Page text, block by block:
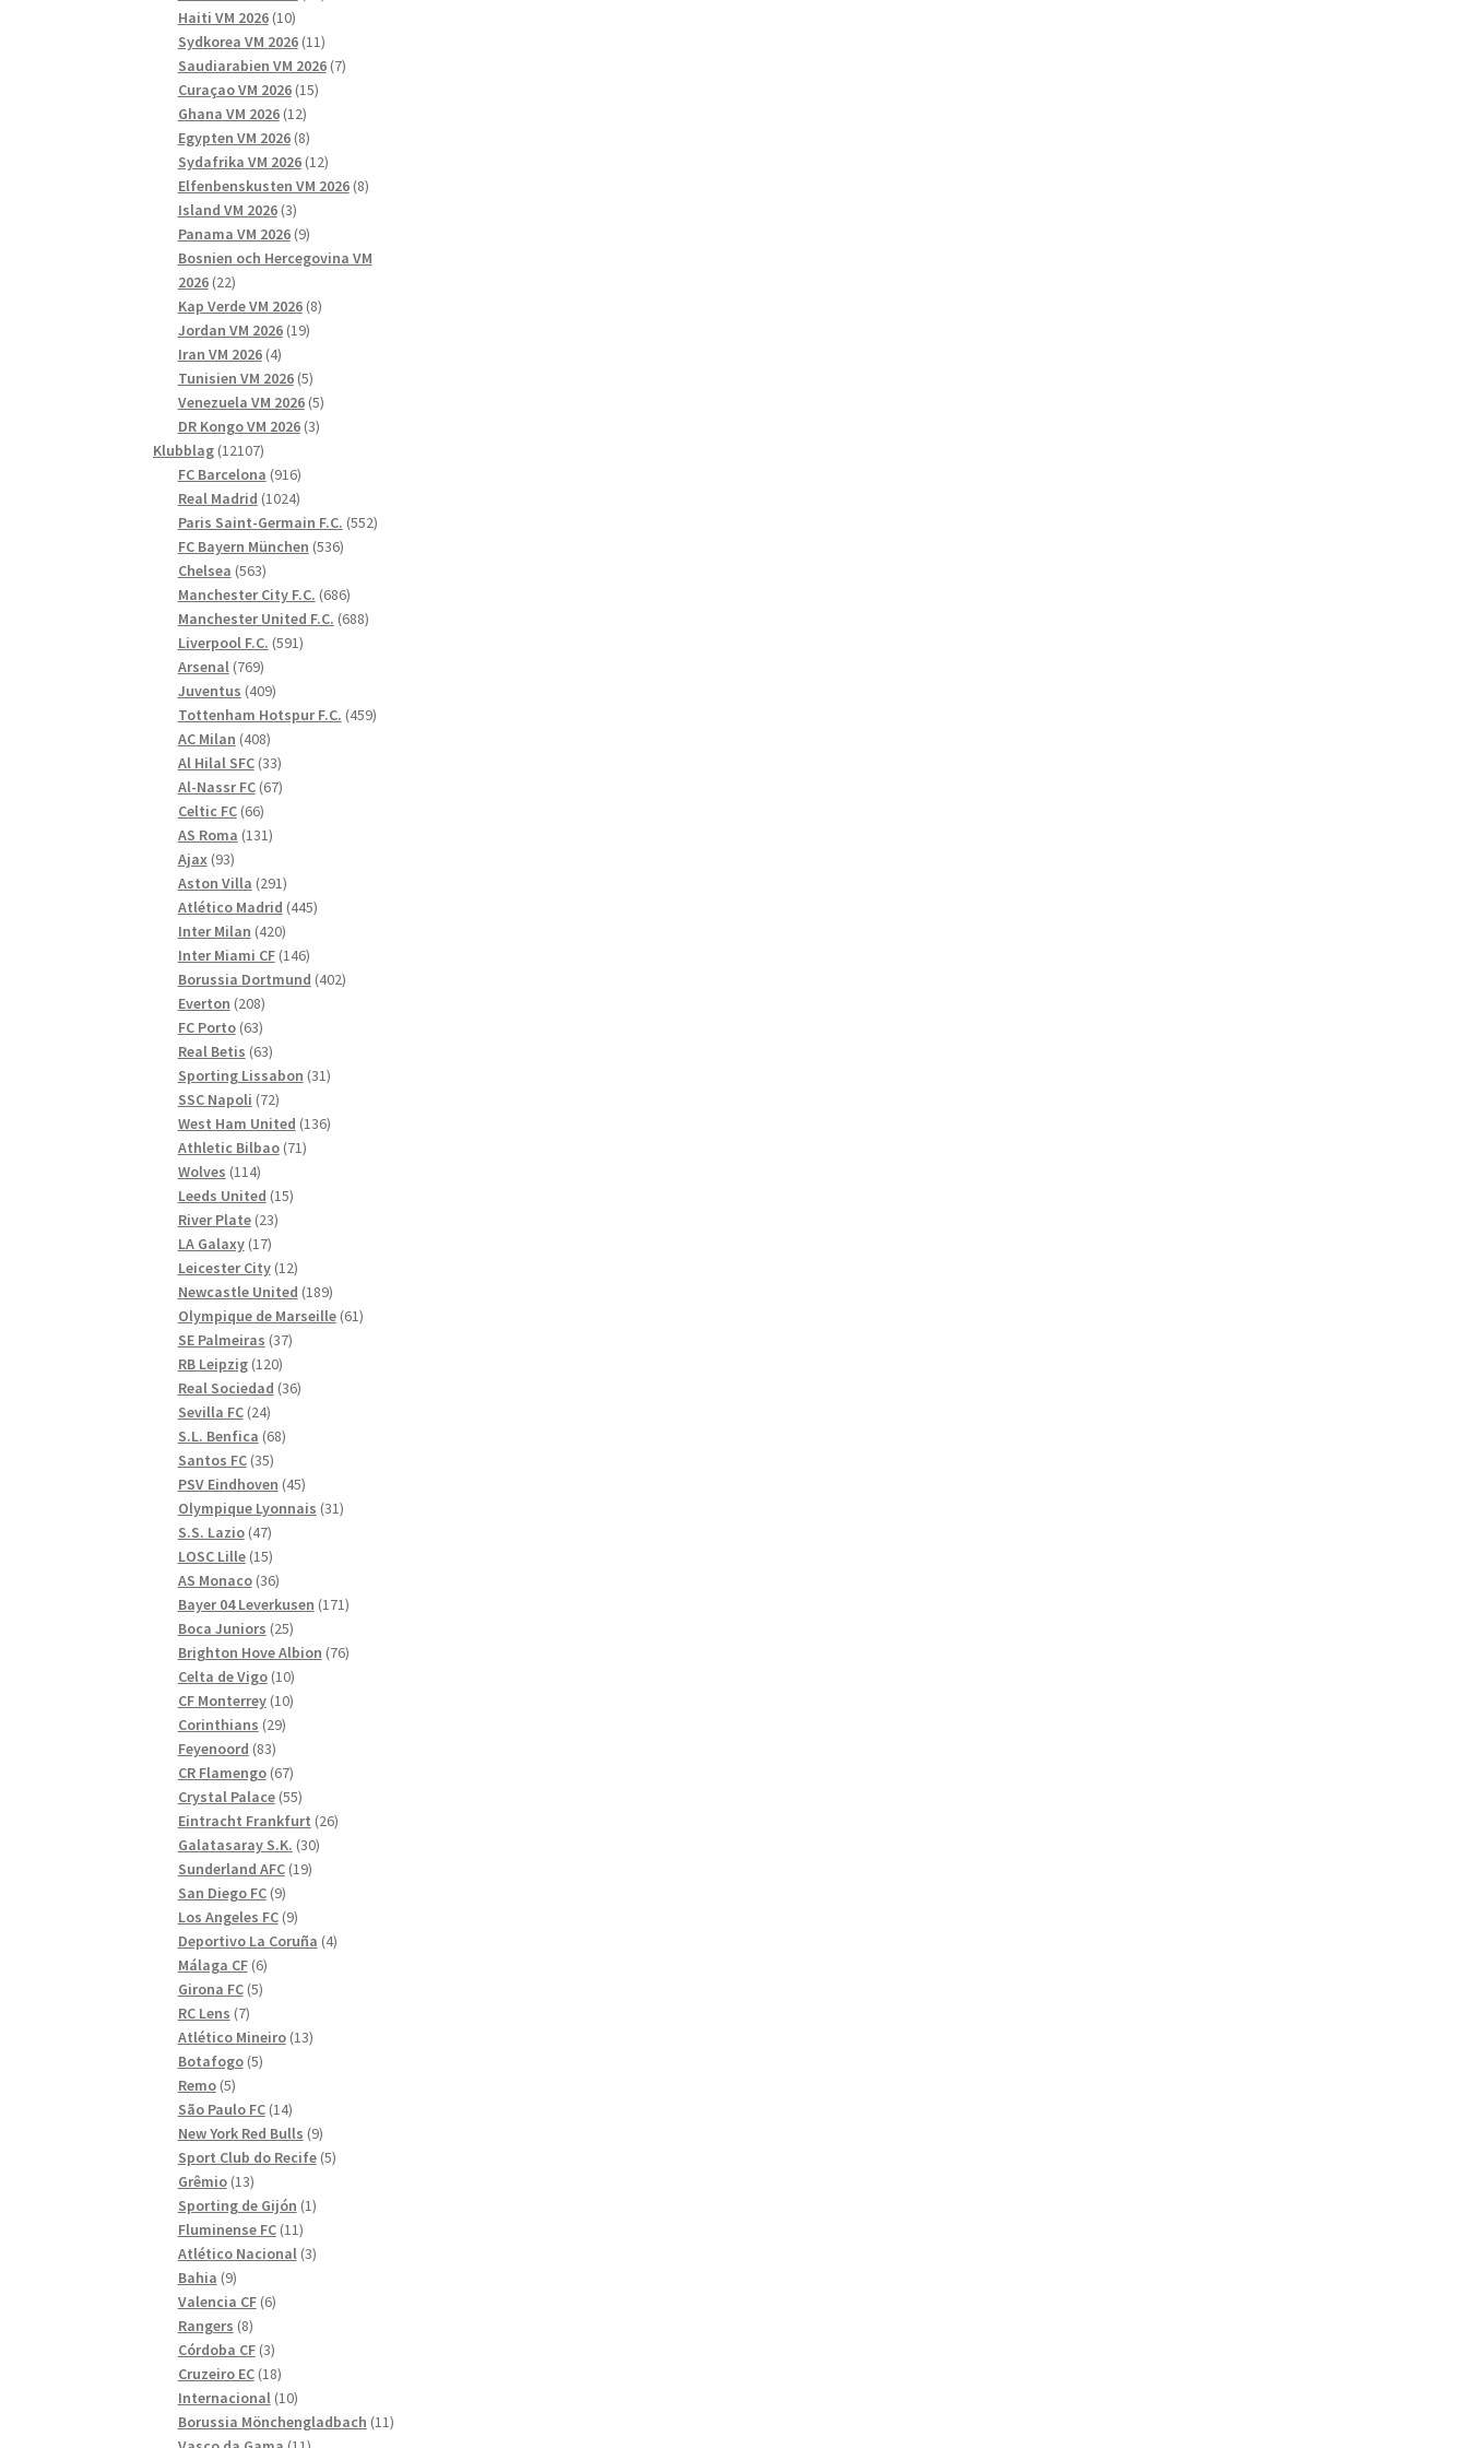
Haiti VM 2026 1010
produkter
Sydkorea VM 2026 1111
produkter
Saudiarabien VM 2026 77
Curaçao VM 2026 1515
Ghana VM 2026 1212
produkter
Egypten VM 2026 88
produkter
Sydafrika VM 2026 1212
produkter
Elfenbenskusten VM 2026 88
Island VM 2026 33
produkter
Panama VM 2026 99
produkter
Bosnien och Hercegovina VM
2026 2222
produkter
Kap Verde VM 2026 88
Jordan VM 2026 1919
Iran VM 2026 44
produkter
Tunisien VM 2026 55
produkter
Venezuela VM 2026 55
produkter
DR Kongo VM 2026 33
Klubblag 1210712107
produkter
FC Barcelona 916916
produkter
Real Madrid 10241024
produkter
Paris Saint-Germain F.C. 552552
FC Bayern München 536536
Chelsea 563563
produkter
Manchester City F.C. 686686
produkter
Manchester United F.C. 688688
Liverpool F.C. 591591
Arsenal 769769
produkter
Juventus 409409
produkter
Tottenham Hotspur F.C. 459459
AC Milan 408408
produkter
Al Hilal SFC 3333
produkter
Al-Nassr FC 6767
Celtic FC 6666
produkter
AS Roma 131131
Ajax 9393
produkter
Aston Villa 291291
produkter
Atlético Madrid 445445
Inter Milan 420420
produkter
Inter Miami CF 146146
produkter
Borussia Dortmund 402402
Everton 208208
produkter
FC Porto 6363
produkter
Real Betis 6363
produkter
Sporting Lissabon 3131
SSC Napoli 7272
produkter
West Ham United 136136
Athletic Bilbao 7171
Wolves 114114
produkter
Leeds United 1515
River Plate 2323
LA Galaxy 1717
produkter
Leicester City 1212
produkter
Newcastle United 189189
produkter
Olympique de Marseille 6161
SE Palmeiras 3737
RB Leipzig 120120
produkter
Real Sociedad 3636
Sevilla FC 2424
produkter
S.L. Benfica 6868
Santos FC 3535
produkter
PSV Eindhoven 4545
produkter
Olympique Lyonnais 3131
S.S. Lazio 4747
produkter
LOSC Lille 1515
produkter
AS Monaco 3636
produkter
Bayer 04 Leverkusen 171171
Boca Juniors 2525
produkter
Brighton Hove Albion 7676
Celta de Vigo 1010
produkter
CF Monterrey 1010
Corinthians 2929
Feyenoord 8383
produkter
CR Flamengo 6767
produkter
Crystal Palace 5555
produkter
Eintracht Frankfurt 2626
Galatasaray S.K. 3030
Sunderland AFC 1919
San Diego FC 99
produkter
Los Angeles FC 99
produkter
Deportivo La Coruña 44
Málaga CF 66
produkter
Girona FC 55
RC Lens 77
produkter
Atlético Mineiro 1313
Botafogo 55
Remo 55
produkter
São Paulo FC 1414
produkter
New York Red Bulls 99
produkter
Sport Club do Recife 55
Grêmio 1313
produkter
Sporting de Gijón 11
Fluminense FC 1111
produkter
Atlético Nacional 33
Bahia 99
produkter
Valencia CF 66
Rangers 88
produkter
Córdoba CF 33
produkter
Cruzeiro EC 1818
produkter
Internacional 1010
produkter
Borussia Mönchengladbach 1111